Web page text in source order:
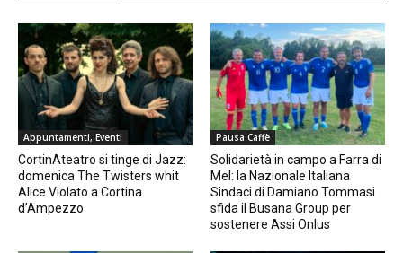
Appuntamenti, Eventi
CortinAteatro si tinge di Jazz:
domenica The Twisters whit
Alice Violato a Cortina
d’Ampezzo
Pausa Caffè
Solidarietà in campo a Farra di
Mel: la Nazionale Italiana
Sindaci di Damiano Tommasi
sfida il Busana Group per
sostenere Assi Onlus